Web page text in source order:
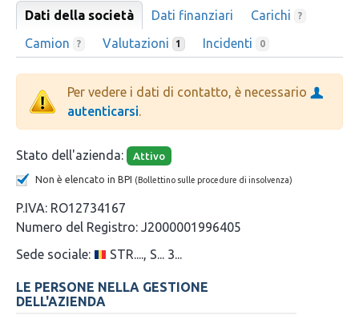
Dati della società Dati finanziari Carichi ?
Camion ? Valutazioni 1 Incidenti 0
Per vedere i dati di contatto, è necessario
autenticarsi
Stato dell'azienda: Attivo
Non è elencato in BPI (Bollettino sulle procedure di insolvenza)
P.IVA: RO12734167
Numero del Registro: J2000001996405
Sede sociale:
STR...., S... 3...
LE PERSONE NELLA GESTIONE
DELL'AZIENDA